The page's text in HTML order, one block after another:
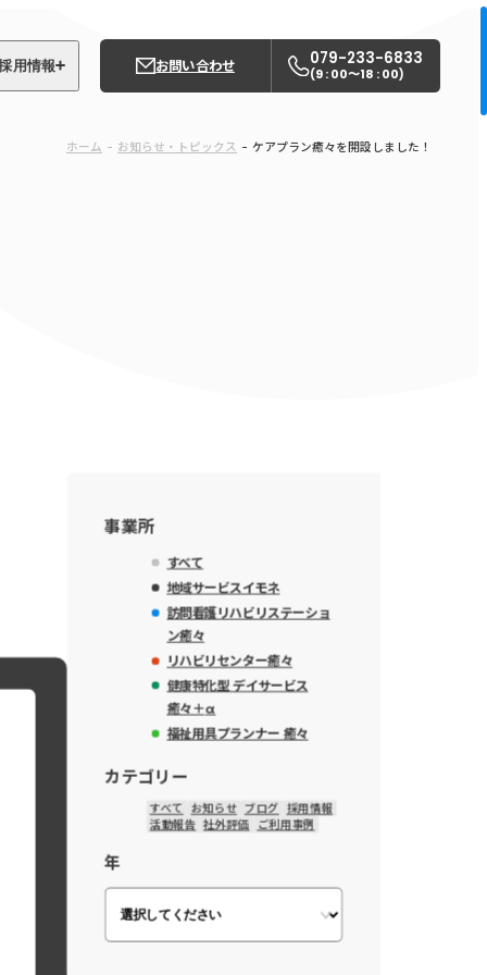
用情報
募集職種
お問い合わせ 079-233-6833
(9 : 00〜18 : 00)
ホーム お知らせ・トピックス ケアプラン癒々を開設しました！
事業所
すべて
地域サービスイモネ
訪問看護リハビリステーショ
ン癒々
リハビリセンター癒々
健康特化型 デイサービス
癒々＋α
福祉用具プランナー 癒々
カテゴリー
すべて お知らせ ブログ 採用情報
活動報告 社外評価 ご利用事例
年